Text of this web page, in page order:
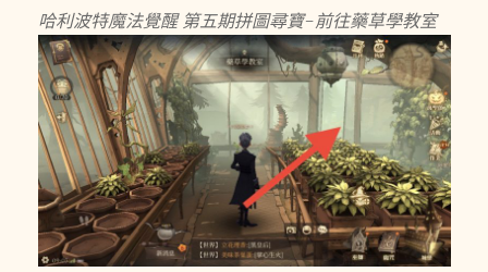
哈利波特魔法覺醒 第五期拼圖尋寶-前往藥草學教室